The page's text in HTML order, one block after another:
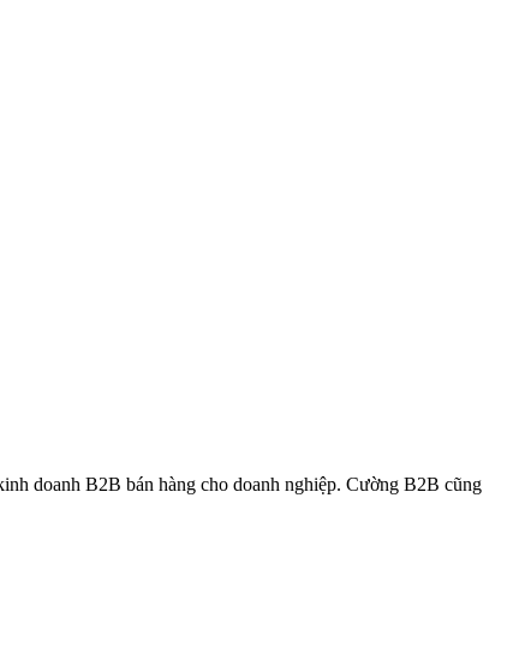
doanh B2B bán hàng cho doanh nghiệp. Cường B2B cũng